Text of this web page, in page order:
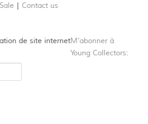
Contact us
de site internetM’abonner à
Young Collectors: